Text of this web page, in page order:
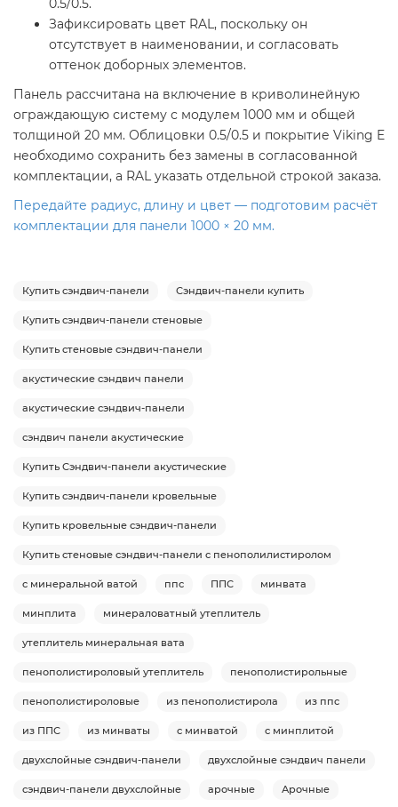
0.5/0.5.
Зафиксировать цвет RAL, поскольку он
отсутствует в наименовании, и согласовать
оттенок доборных элементов.
Панель рассчитана на включение в криволинейную
ограждающую систему с модулем 1000 мм и общей
толщиной 20 мм. Облицовки 0.5/0.5 и покрытие Viking E
необходимо сохранить без замены в согласованной
комплектации, а RAL указать отдельной строкой заказа.
Передайте радиус, длину и цвет — подготовим расчёт
комплектации для панели 1000 × 20 мм.
Купить сэндвич-панели Сэндвич-панели купить
Купить сэндвич-панели стеновые
Купить стеновые сэндвич-панели
акустические сэндвич панели
акустические сэндвич-панели
сэндвич панели акустические
Купить Сэндвич-панели акустические
Купить сэндвич-панели кровельные
Купить кровельные сэндвич-панели
Купить стеновые сэндвич-панели с пенополилистиролом
с минеральной ватой ппс ППС минвата
минплита минераловатный утеплитель
утеплитель минеральная вата
пенополистироловый утеплитель пенополистирольные
пенополистироловые из пенополистирола из ппс
из ППС из минваты с минватой с минплитой
двухслойные сэндвич-панели двухслойные сэндвич панели
сэндвич-панели двухслойные арочные Арочные